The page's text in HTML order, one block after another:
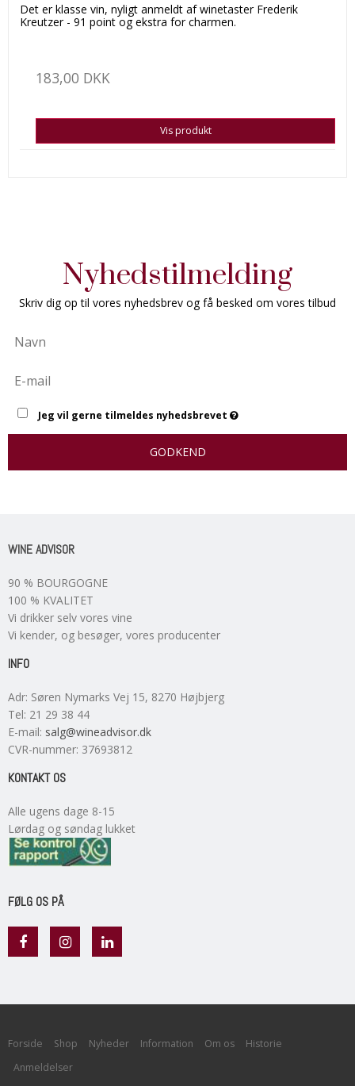
Det er klasse vin, nyligt anmeldt af winetaster Frederik
Kreutzer - 91 point og ekstra for charmen.
183,00 DKK
Vis produkt
Nyhedstilmelding
Skriv dig op til vores nyhedsbrev og få besked om vores tilbud
Jeg vil gerne tilmeldes nyhedsbrevet
GODKEND
WINE ADVISOR
90 % BOURGOGNE
100 % KVALITET
Vi drikker selv vores vine
Vi kender, og besøger, vores producenter
INFO
Adr: Søren Nymarks Vej 15, 8270 Højbjerg
Tel: 21 29 38 44
E-mail: salg@wineadvisor.dk
CVR-nummer: 37693812
KONTAKT OS
Alle ugens dage 8-15
Lørdag og søndag lukket
FØLG OS PÅ
Forside Shop Nyheder Information Om os
Historie
Anmeldelser